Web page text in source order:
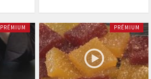
PRÉMIUM PRÉMIUM